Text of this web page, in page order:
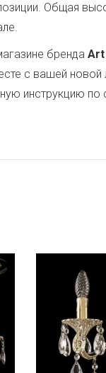
Общая
бренда Art
с вашей новой
инструкцию по